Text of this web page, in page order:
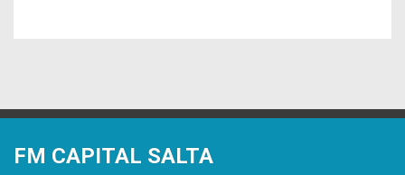
FM CAPITAL SALTA